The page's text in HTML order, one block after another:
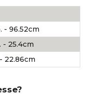
- 96.52cm
- 25.4cm
22.86cm